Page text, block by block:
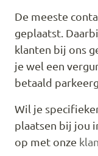
De meeste
geplaatst.
klanten bij ons
je wel een
betaald
Wil je
plaatsen bij jou
op met onze